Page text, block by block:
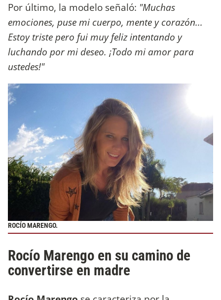
Por último, la modelo señaló: "Muchas
emociones, puse mi cuerpo, mente y corazón...
Estoy triste pero fui muy feliz intentando y
luchando por mi deseo. ¡Todo mi amor para
ustedes!"
ROCÍO MARENGO.
Rocío Marengo en su camino de
convertirse en madre